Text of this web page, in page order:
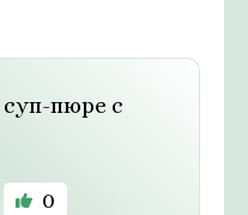
пюре с
0